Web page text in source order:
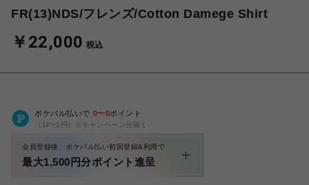
FR(13)NDS/フレンズ/Cotton Damege Shirt
￥22,000 税込
ポケパル払いで 0〜0ポイント
（1P=1円）※キャンペーン分除く
会員登録後、ポケパル払い初回登録&利用で
最大1,500円分ポイント進呈